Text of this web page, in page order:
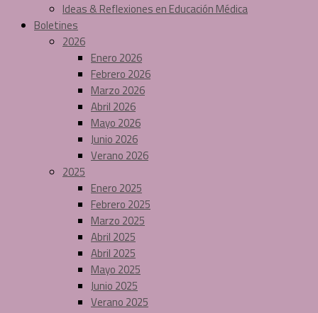
Ideas & Reflexiones en Educación Médica
Boletines
2026
Enero 2026
Febrero 2026
Marzo 2026
Abril 2026
Mayo 2026
Junio 2026
Verano 2026
2025
Enero 2025
Febrero 2025
Marzo 2025
Abril 2025
Abril 2025
Mayo 2025
Junio 2025
Verano 2025